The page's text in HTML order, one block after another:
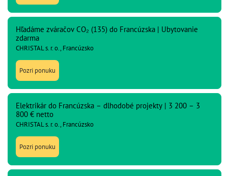
Hľadáme zváračov CO₂ (135) do Francúzska | Ubytovanie
zdarma
CHRISTAL s. r. o., Francúzsko
Pozri ponuku
Elektrikár do Francúzska – dlhodobé projekty | 3 200 – 3
800 € netto
CHRISTAL s. r. o., Francúzsko
Pozri ponuku